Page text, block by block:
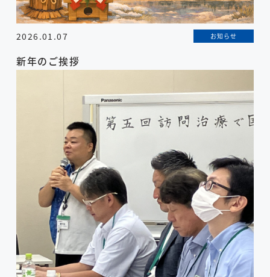
2026.01.07 お知らせ
新年のご挨拶